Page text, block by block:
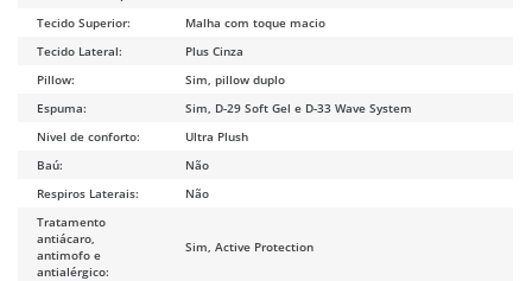
Tecido Superior:
Malha com toque macio
Tecido Lateral:
Plus Cinza
Pillow:
Sim, pillow duplo
Espuma:
Sim, D-29 Soft Gel e D-33 Wave System
Nivel de conforto:
Ultra Plush
Baú:
Não
Respiros Laterais:
Não
Tratamento
antiácaro,
antimofo e
antialérgico:
Sim, Active Protection